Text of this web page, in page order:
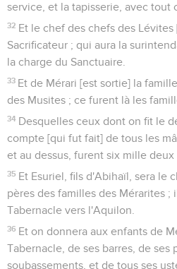
service, et la tapisserie, avec tout
32 Et le chef des chefs des Lévites
Sacrificateur ; qui aura la
la charge du Sanctuaire.
33 Et de Mérari [est sortie] la
des Musites ; ce furent là les
34 Desquelles ceux dont on fit le
compte [qui fut fait] de tous les
et au dessus, furent six mille deux
35 Et Esuriel, fils d'Abihaïl, sera le
pères des familles des Mérarites ;
Tabernacle vers l'Aquilon.
36 Et on donnera aux enfants de
Tabernacle, de ses barres, de ses
soubassements, et de tous ses